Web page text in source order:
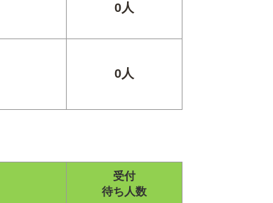
0人
0人
受付
待ち人数